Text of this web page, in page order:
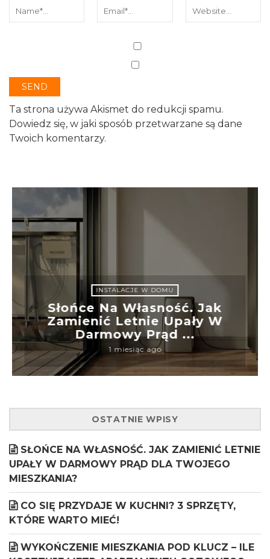
Ta strona używa Akismet do redukcji spamu.
Dowiedz się, w jaki sposób przetwarzane są dane
Twoich komentarzy.
INSTALACJE W DOMU
Słońce Na Własność. Jak
Zamienić Letnie Upały W
Darmowy Prąd ...
1 miesiąc ago
OSTATNIE WPISY
SŁOŃCE NA WŁASNOŚĆ. JAK ZAMIENIĆ LETNIE
UPAŁY W DARMOWY PRĄD DLA TWOJEGO
MIESZKANIA?
CO SIĘ PRZYDAJE W KUCHNI? 3 SPRZĘTY,
KTÓRE WARTO MIEĆ!
WYKOŃCZENIE MIESZKANIA POD KLUCZ – ILE